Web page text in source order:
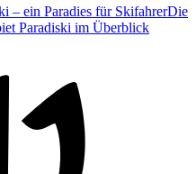
– ein Paradies für SkifahrerDie
Paradiski im Überblick